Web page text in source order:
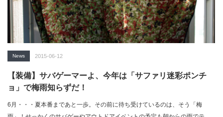
News 2015-06-12
【装備】サバゲーマーよ、今年は「サファリ迷彩ポンチ
ョ」で梅雨知らずだ！
6月・・・夏本番まであと一歩。その前に待ち受けているのは、そう「梅